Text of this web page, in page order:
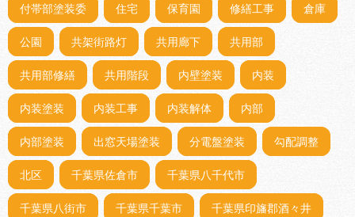
付帯部塗装委 住宅 保育園 修繕工事 倉庫
公園 共架街路灯 共用廊下 共用部
共用部修繕 共用階段 内壁塗装 内装
内装塗装 内装工事 内装解体 内部
内部塗装 出窓天場塗装 分電盤塗装 勾配調整
北区 千葉県佐倉市 千葉県八千代市
千葉県八街市 千葉県千葉市 千葉県印旛郡酒々井